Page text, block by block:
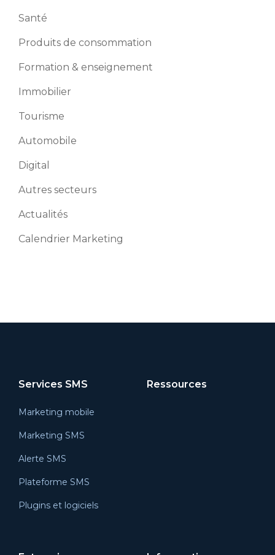
Santé
Produits de consommation
Formation & enseignement
Immobilier
Tourisme
Automobile
Digital
Autres secteurs
Actualités
Calendrier Marketing
Services SMS
Marketing mobile
Marketing SMS
Alerte SMS
Plateforme SMS
Plugins et logiciels
Ressources